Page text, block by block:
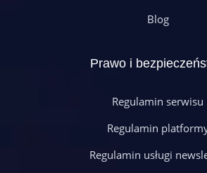
Blog
Prawo i
Regulamin serwisu
Regulamin
Regulamin usługi